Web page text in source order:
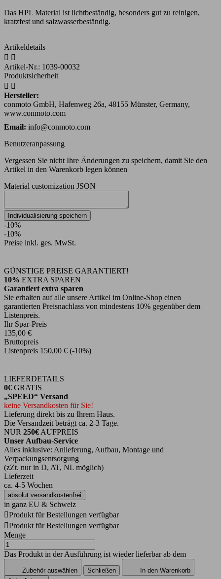
Das HPL Material ist lichtbeständig, besonders gut zu reinigen,
kratzfest und salzwasserbeständig.
Artikeldetails
 
Artikel-Nr.: 1039-00032
Produktsicherheit
 
Hersteller:
conmoto GmbH, Hafenweg 26a, 48155 Münster, Germany,
www.conmoto.com
Email: info@conmoto.com
Benutzeranpassung
Vergessen Sie nicht Ihre Änderungen zu speichern, damit Sie den
Artikel in den Warenkorb legen können
Material customization JSON
Individualisierung speichern
-10%
-10%
Preise inkl. ges. MwSt.
GÜNSTIGE PREISE GARANTIERT!
10% EXTRA SPAREN
Garantiert extra sparen
Sie erhalten auf alle unsere Artikel im Online-Shop einen
garantierten Preisnachlass von mindestens 10% gegenüber dem
Listenpreis.
Ihr Spar-Preis
135,00 €
Bruttopreis
Listenpreis 150,00 € (-10%)
LIEFERDETAILS
0€ GRATIS
„SPEED“ Versand
keine Versandkosten für Sie!
Lieferung direkt bis zu Ihrem Haus.
Die Versandzeit beträgt ca. 2-3 Tage.
NUR 250€ AUFPREIS
Unser Aufbau-Service
Alles inklusive: Anlieferung, Aufbau, Montage und
Verpackungsentsorgung
(zZt. nur in D, AT, NL möglich)
Lieferzeit
ca. 4-5 Wochen
absolut versandkostenfrei
in ganz EU & Schweiz
Produkt für Bestellungen verfügbar
Produkt für Bestellungen verfügbar
Menge
Das Produkt in der Ausführung ist wieder lieferbar ab dem
Zubehör auswählen Schließen In den Warenkorb